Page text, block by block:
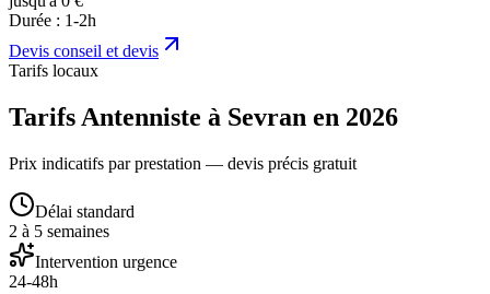
Durée : 1-2h
Devis conseil et devis
Tarifs locaux
Tarifs Antenniste à Sevran en 2026
Prix indicatifs par prestation — devis précis gratuit
Délai standard
2 à 5 semaines
Intervention urgence
24-48h